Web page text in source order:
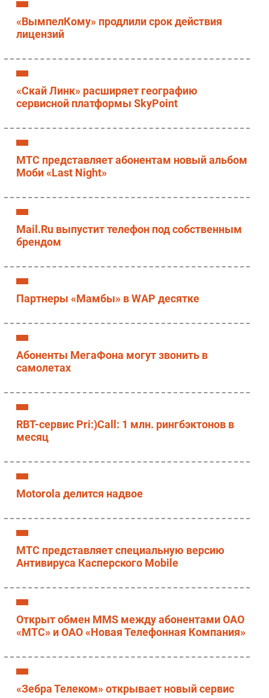
«ВымпелКому» продлили срок действия
лицензий
«Скай Линк» расширяет географию
сервисной платформы SkyPoint
МТС представляет абонентам новый альбом
Моби «Last Night»
Mail.Ru выпустит телефон под собственным
брендом
Партнеры «Мамбы» в WAP десятке
Абоненты МегаФона могут звонить в
самолетах
RBT-сервис Pri:)Call: 1 млн. рингбэктонов в
месяц
Motorola делится надвое
МТС представляет специальную версию
Антивируса Касперского Mobile
Открыт обмен MMS между абонентами OAO
«МТС» и ОАО «Новая Телефонная Компания»
«Зебра Телеком» открывает новый сервис